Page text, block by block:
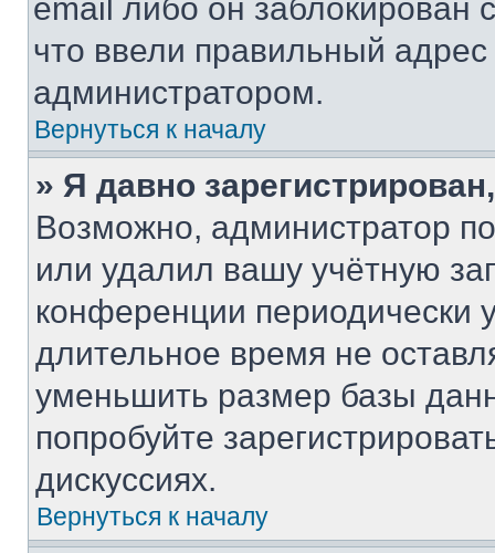
email либо он
что ввели правильный адрес
администратором.
Вернуться к началу
» Я давно
Возможно, администратор
или удалил вашу учётную
конференции периодически
длительное время не
уменьшить размер базы
попробуйте
дискуссиях.
Вернуться к началу